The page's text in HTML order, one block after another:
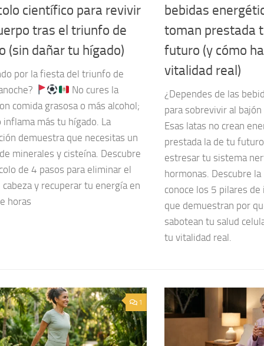
científico para revivir
tras el triunfo de
(sin dañar tu hígado)
por la fiesta del triunfo de
No cures la
comida grasosa o más alcohol;
inflama más tu hígado. La
demuestra que necesitas un
minerales y cisteína. Descubre
de 4 pasos para eliminar el
y recuperar tu energía en
horas
bebidas
toman prestada
futuro (y cómo
vitalidad real)
¿Dependes de las
para sobrevivir al
Esas latas no crean
prestada la de tu
estresar tu sistema
hormonas. Descubre
conoce los 5 pilares
que demuestran por
sabotean tu salud
tu vitalidad real.
1